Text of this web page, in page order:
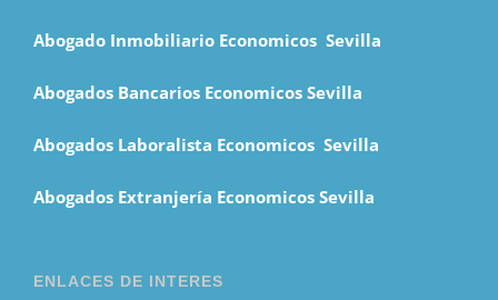
Abogado Inmobiliario Economicos Sevilla
Abogados Bancarios Economicos Sevilla
Abogados Laboralista Economicos Sevilla
Abogados Extranjería Economicos Sevilla
ENLACES DE INTERES